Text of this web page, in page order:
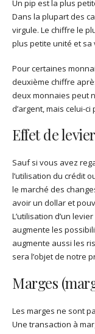
Un pip est la plus
Dans la plupart des
virgule. Le chiffre le
plus petite unité et sa
Pour certaines
deuxième chiffre
deux monnaies peut
d’argent, mais celui-
Effet de
Sauf si vous avez
l’utilisation du crédit
le marché des
avoir un dollar et
L’utilisation d’un
augmente les
augmente aussi les
sera l’objet de notre
Marges
Les marges ne sont
Une transaction à